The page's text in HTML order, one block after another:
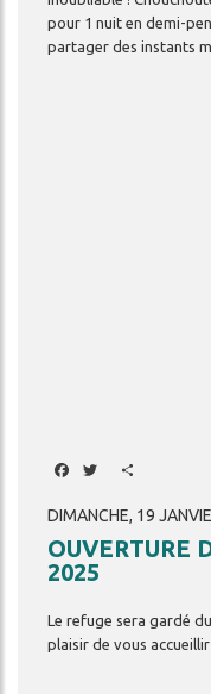
pour 1 nuit en demi-
partager des instants
Facebook
Twitter
DIMANCHE, 19
OUVERTURE
2025
Le refuge sera gardé du
plaisir de vous accueillir